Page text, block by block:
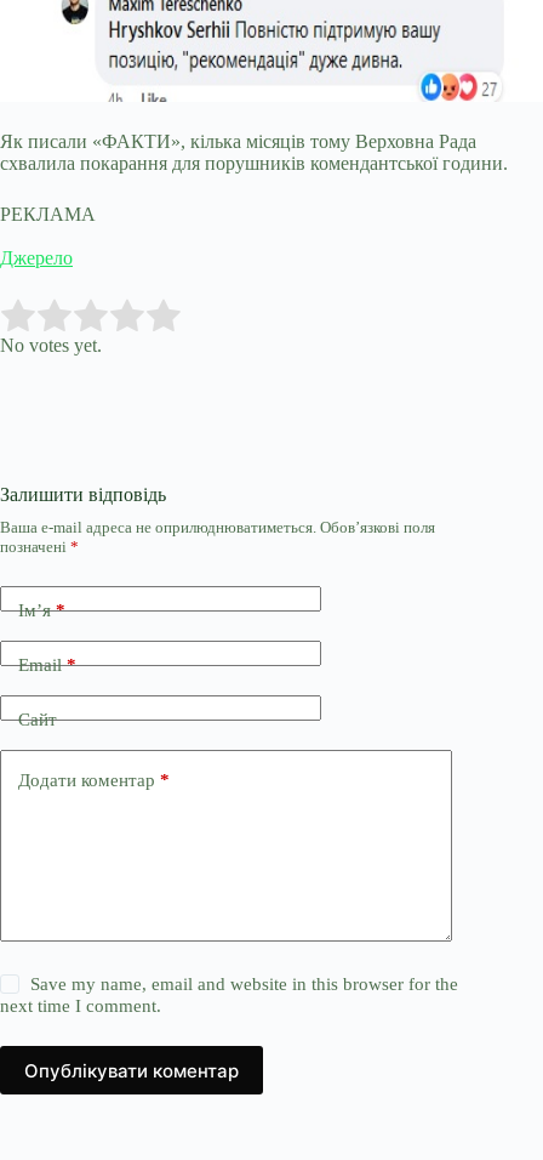
Як писали «ФАКТИ», кілька місяців тому Верховна Рада
схвалила покарання для порушників комендантської години.
РЕКЛАМА
Джерело
Rate this item:
No votes yet.
Залишити відповідь
Ваша e-mail адреса не оприлюднюватиметься. Обов’язкові поля
позначені *
Ім’я*
Email*
Сайт
Додати коментар *
Save my name, email and website in this browser for the
next time I comment.
Опублікувати коментар